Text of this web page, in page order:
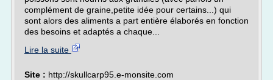
complément de graine,petite idée pour certains...) qui
sont alors des aliments a part entière élaborés en fonction
des besoins et adaptés a chaque...
Lire la suite
Site : http://skullcarp95.e-monsite.com